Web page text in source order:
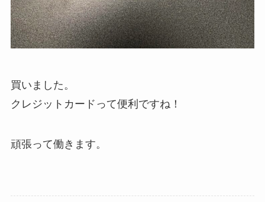
買いました。
クレジットカードって便利ですね！
頑張って働きます。